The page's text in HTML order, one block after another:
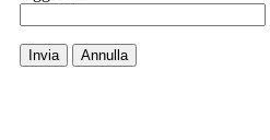
Invia Annulla